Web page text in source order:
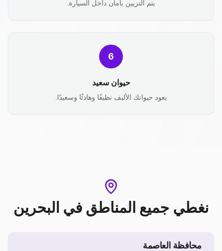
يتم التزيين بأمان داخل السيارة.
6
حيوان سعيد
يعود حيوانك الأليف نظيفًا وهادئًا وسعيدًا.
نغطي جميع المناطق في البحرين
محافظة العاصمة